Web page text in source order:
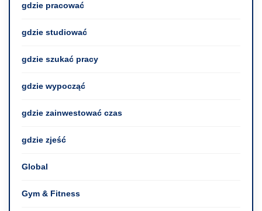
gdzie pracować
gdzie studiować
gdzie szukać pracy
gdzie wypocząć
gdzie zainwestować czas
gdzie zjeść
Global
Gym & Fitness